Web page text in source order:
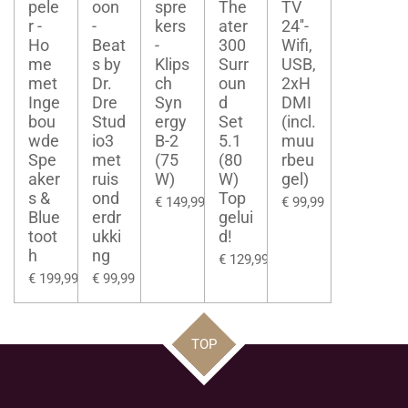
pele
r -
Ho
me
met
Inge
bou
wde
Spe
aker
s &
Blue
toot
h
€ 199,99
oon
-
Beat
s by
Dr.
Dre
Stud
io3
met
ruis
ond
erdr
ukki
ng
€ 99,99
spre
kers
-
Klips
ch
Syn
ergy
B-2
(75
W)
€ 149,99
The
ater
300
Surr
oun
d
Set
5.1
(80
W)
Top
gelui
d!
€ 129,99
TV
24''-
Wifi,
USB,
2xH
DMI
(incl.
muu
rbeu
gel)
€ 99,99
TOP